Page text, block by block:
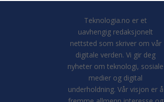
Teknologia.no er et
uavhengig redaksjonelt
nettsted som skriver om vår
digitale verden. Vi gir deg
nyheter om teknologi, sosiale
medier og digital
underholdning. Vår visjon er å